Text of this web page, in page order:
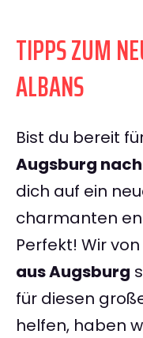
TIPPS ZUM
ALBANS
Bist du bereit
Augsburg
dich auf ein
charmanten
Perfekt! Wir von
aus Augsburg
für diesen
helfen, haben